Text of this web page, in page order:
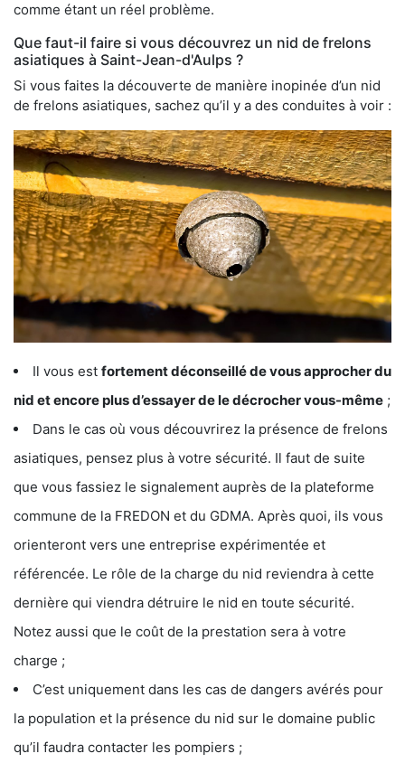
comme étant un réel problème.
Que faut-il faire si vous découvrez un nid de frelons
asiatiques à Saint-Jean-d'Aulps ?
Si vous faites la découverte de manière inopinée d’un nid
de frelons asiatiques, sachez qu’il y a des conduites à voir :
Il vous est fortement déconseillé de vous approcher du
nid et encore plus d’essayer de le décrocher vous-même ;
Dans le cas où vous découvrirez la présence de frelons
asiatiques, pensez plus à votre sécurité. Il faut de suite
que vous fassiez le signalement auprès de la plateforme
commune de la FREDON et du GDMA. Après quoi, ils vous
orienteront vers une entreprise expérimentée et
référencée. Le rôle de la charge du nid reviendra à cette
dernière qui viendra détruire le nid en toute sécurité.
Notez aussi que le coût de la prestation sera à votre
charge ;
C’est uniquement dans les cas de dangers avérés pour
la population et la présence du nid sur le domaine public
qu’il faudra contacter les pompiers ;